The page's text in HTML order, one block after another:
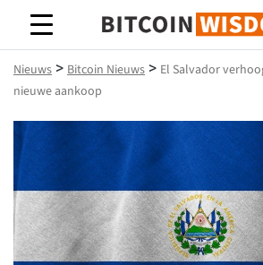
Bitcoin-wijsheid
Nieuws > Bitcoin Nieuws > El Salvador
nieuwe aankoop